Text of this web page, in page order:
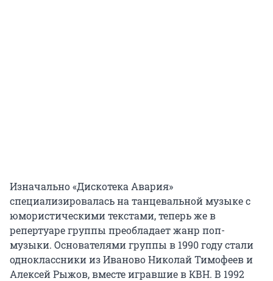
Изначально «Дискотека Авария»
специализировалась на танцевальной музыке с
юмористическими текстами, теперь же в
репертуаре группы преобладает жанр поп-
музыки. Основателями группы в 1990 году стали
одноклассники из Иваново Николай Тимофеев и
Алексей Рыжов, вместе игравшие в КВН. В 1992